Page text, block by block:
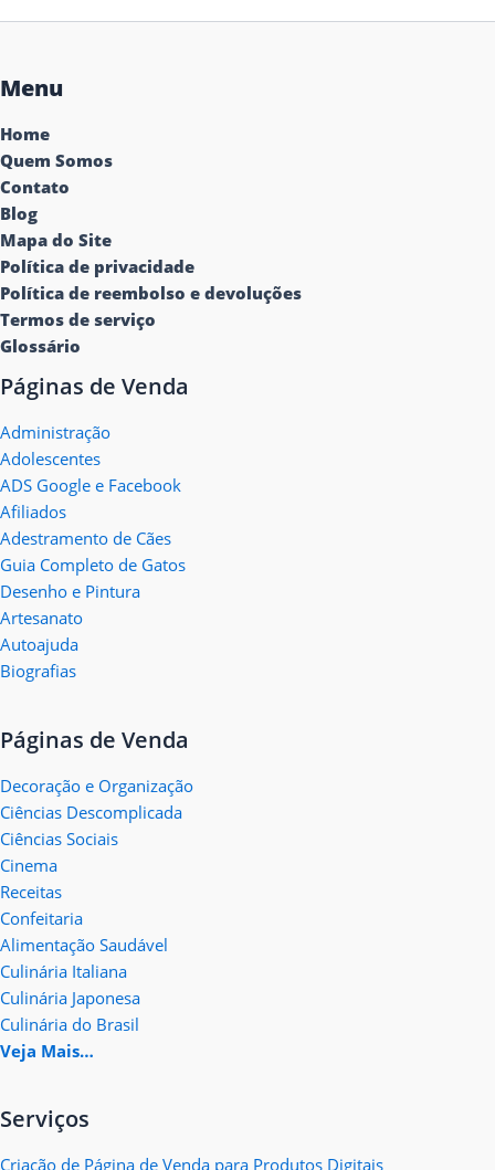
Menu
Home
Quem Somos
Contato
Blog
Mapa do Site
Política de privacidade
Política de reembolso e devoluções
Termos de serviço
Glossário
Páginas de Venda
Administração
Adolescentes
ADS Google e Facebook
Afiliados
Adestramento de Cães
Guia Completo de Gatos
Desenho e Pintura
Artesanato
Autoajuda
Biografias
Páginas de Venda
Decoração e Organização
Ciências Descomplicada
Ciências Sociais
Cinema
Receitas
Confeitaria
Alimentação Saudável
Culinária Italiana
Culinária Japonesa
Culinária do Brasil
Veja Mais…
Serviços
Criação de Página de Venda para Produtos Digitais